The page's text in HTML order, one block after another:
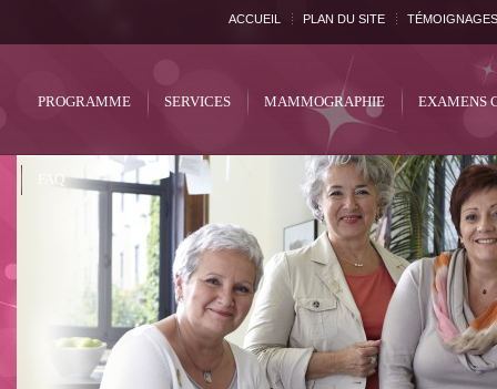
ACCUEIL PLAN DU SITE TÉMOIGNAGES
PROGRAMME SERVICES MAMMOGRAPHIE EXAMENS
FAQ